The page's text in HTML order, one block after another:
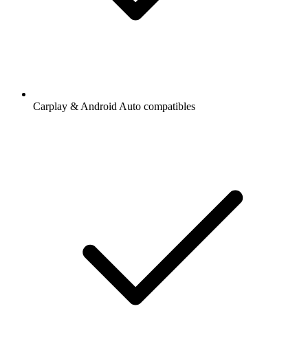
Carplay & Android Auto compatibles